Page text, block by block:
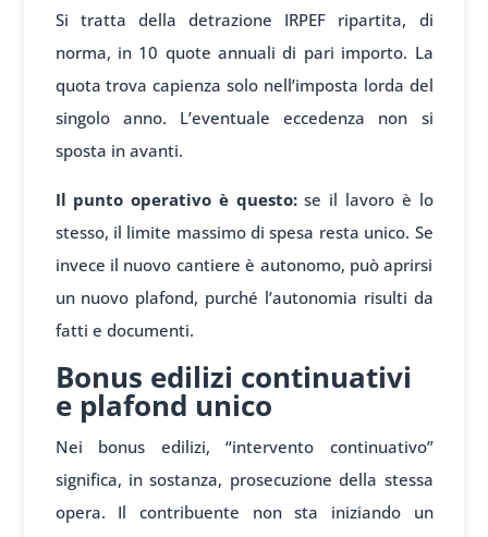
Si tratta della detrazione IRPEF ripartita, di
norma, in 10 quote annuali di pari importo. La
quota trova capienza solo nell’imposta lorda del
singolo anno. L’eventuale eccedenza non si
sposta in avanti.
Il punto operativo è questo:se il lavoro è lo
stesso, il limite massimo di spesa resta unico. Se
invece il nuovo cantiere è autonomo, può aprirsi
un nuovo plafond, purché l’autonomia risulti da
fatti e documenti.
Bonus edilizi continuativi
e plafond unico
Nei bonus edilizi, “intervento continuativo”
significa, in sostanza, prosecuzione della stessa
opera. Il contribuente non sta iniziando un